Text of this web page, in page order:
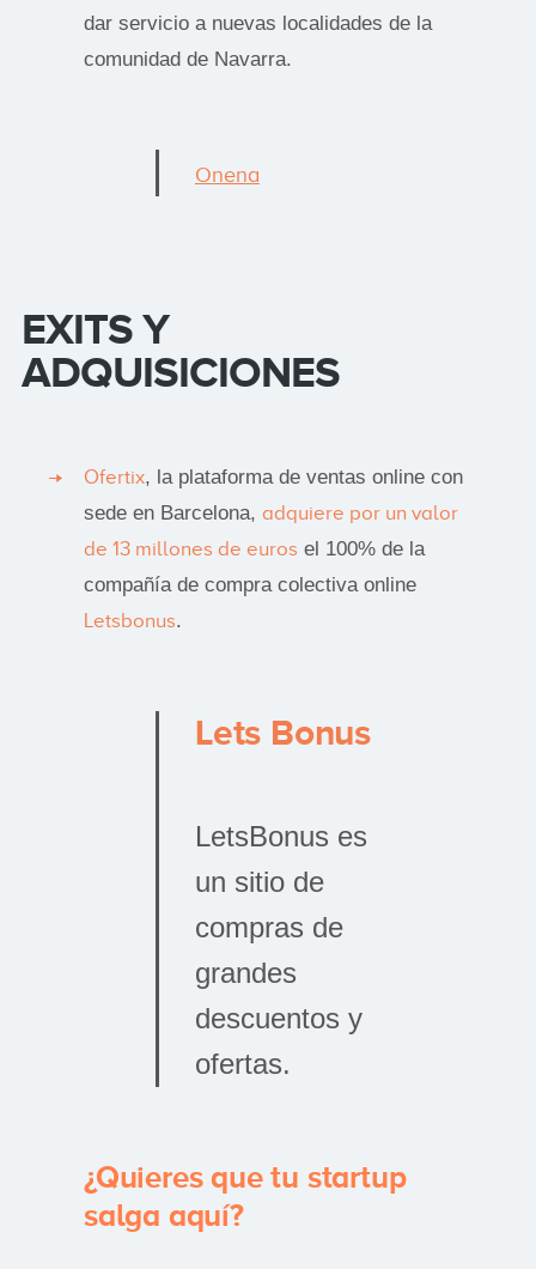
dar servicio a nuevas localidades de la
comunidad de Navarra.
Onena
EXITS Y
ADQUISICIONES
Ofertix, la plataforma de ventas online con
sede en Barcelona, adquiere por un valor
de 13 millones de euros el 100% de la
compañía de compra colectiva online
Letsbonus.
Lets Bonus
LetsBonus es
un sitio de
compras de
grandes
descuentos y
ofertas.
¿Quieres que tu startup
salga aquí?